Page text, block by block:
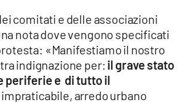
comitati e delle associazioni
nota dove vengono specificati
«Manifestiamo il nostro
indignazione per: il grave stato
periferie e di tutto il
arredo urbano